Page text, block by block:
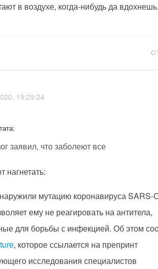
в воздухе, когда-нибудь да
19:29:24
заявил, что заболеют все
нагнетать:
мутацию коронавируса SARS-
ему не реагировать на антитела,
для борьбы с инфекцией. Об этом
, которое ссылается на препринт
исследования специалистов